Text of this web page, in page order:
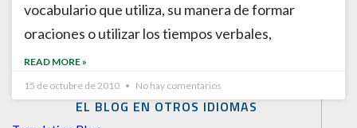
EL BLOG EN OTROS IDIOMAS
vocabulario que utiliza, su manera de formar
oraciones o utilizar los tiempos verbales,
READ MORE »
15 de octubre de 2010
No hay comentarios